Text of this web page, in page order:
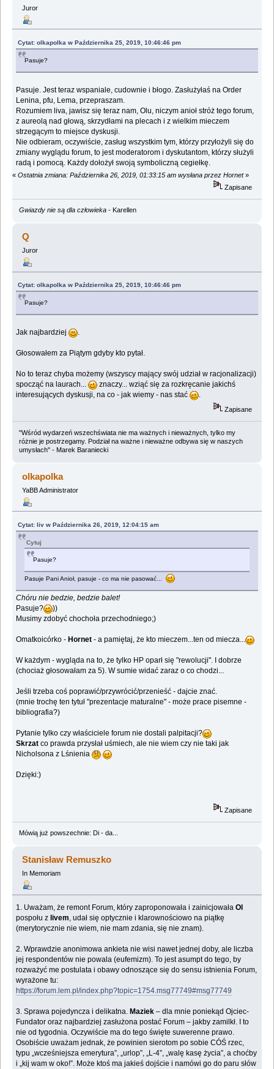
Juror
Cytat: olkapolka w Października 25, 2019, 10:46:46 pm
Pasuje?
Pasuje. Jest teraz wspaniale, cudownie i błogo. Zasłużyłaś na Order
Lenina, pfu, Lema, przepraszam.
Rozumiem liva, jawisz się teraz nam, Olu, niczym anioł stróż tego forum,
z aureolą nad głową, skrzydłami na plecach i z wielkim mieczem
strzegącym to miejsce dyskusji.
Nie odbieram, oczywiście, zasług wszystkim tym, którzy przyłożyli się do
zmiany wyglądu forum, to jest moderatorom i dyskutantom, którzy służyli
radą i pomocą. Każdy dołożył swoją symboliczną cegiełkę.
« Ostatnia zmiana: Października 26, 2019, 01:33:15 am wysłana przez Hornet»
Zapisane
Gwiazdy nie są dla człowieka- Karellen
Q
Juror
Cytat: olkapolka w Października 25, 2019, 10:46:46 pm
Pasuje?
Jak najbardziej .
Głosowałem za Piątym gdyby kto pytał.
No to teraz chyba możemy (wszyscy mający swój udział w racjonalizacji)
spocząć na laurach...
znaczy... wziąć się za rozkręcanie jakichś
interesujących dyskusji, na co - jak wiemy - nas stać
.
Zapisane
"Wśród wydarzeń wszechświata nie ma ważnych i nieważnych, tylko my
różnie je postrzegamy. Podział na ważne i nieważne odbywa się w naszych
umysłach" - Marek Baraniecki
olkapolka
YaBB Administrator
Cytat: liv w Października 26, 2019, 12:04:15 am
Cytuj
Pasuje?
Pasuje Pani Anioł, pasuje - co ma nie pasować...
Chóru nie bedzie, bedzie balet!
Pasuje?
))
Musimy zdobyć chochoła przechodniego;)
Omatkoicórko -Hornet - a pamiętaj, że kto mieczem...ten od miecza...
W każdym - wygląda na to, że tylko HP oparł się "rewolucji". I dobrze
(chociaż głosowałam za 5). W sumie widać zaraz o co chodzi...
Jeśli trzeba coś poprawić/przywrócić/przenieść - dajcie znać.
(mnie trochę ten tytuł "prezentacje maturalne" - może prace pisemne -
bibliografia?)
Pytanie tylko czy właściciele forum nie dostali palpitacji?
Skrzat co prawda przysłał uśmiech, ale nie wiem czy nie taki jak
Nicholsona z Lśnienia
Dzięki:)
Zapisane
Mówią już powszechnie: Di - da...
Stanisław Remuszko
In Memoriam
1. Uważam, że remont Forum, który zaproponowała i zainicjowałaOl
pospołu z livem, udał się optycznie i klarownościowo na piątkę
(merytorycznie nie wiem, nie mam zdania, się nie znam).
2. Wprawdzie anonimowa ankieta nie wisi nawet jednej doby, ale liczba
jej respondentów nie powala (eufemizm). To jest asumpt do tego, by
rozważyć me postulata i obawy odnoszące się do sensu istnienia Forum,
wyrażone tu:
https://forum.lem.pl/index.php?topic=1754.msg77749#msg77749
3. Sprawa pojedyncza i delikatna. Maziek – dla mnie poniekąd Ojciec-
Fundator oraz najbardziej zasłużona postać Forum – jakby zamilkł. I to
nie od tygodnia. Oczywiście ma do tego święte suwerenne prawo.
Osobiście uważam jednak, że powinien sierotom po sobie CÓŚ rzec,
typu „wcześniejsza emerytura”, „urlop”, „L-4”, „walę kasę życia”, a choćby
i „kij wam w oko!”. Może ktoś ma jakieś dojście i namówi go do paru słów